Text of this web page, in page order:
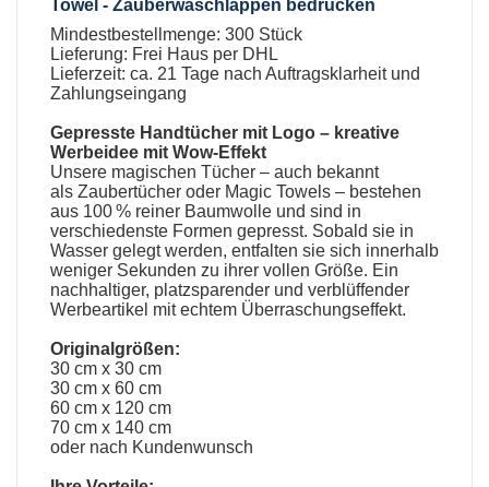
Towel - Zauberwaschlappen bedrucken
Mindestbestellmenge: 300 Stück
Lieferung: Frei Haus per DHL
Lieferzeit: ca. 21 Tage nach Auftragsklarheit und
Zahlungseingang
Gepresste Handtücher mit Logo – kreative
Werbeidee mit Wow-Effekt
Unsere magischen Tücher – auch bekannt
als Zaubertücher oder Magic Towels – bestehen
aus 100 % reiner Baumwolle und sind in
verschiedenste Formen gepresst. Sobald sie in
Wasser gelegt werden, entfalten sie sich innerhalb
weniger Sekunden zu ihrer vollen Größe. Ein
nachhaltiger, platzsparender und verblüffender
Werbeartikel mit echtem Überraschungseffekt.
Originalgrößen:
30 cm x 30 cm
30 cm x 60 cm
60 cm x 120 cm
70 cm x 140 cm
oder nach Kundenwunsch